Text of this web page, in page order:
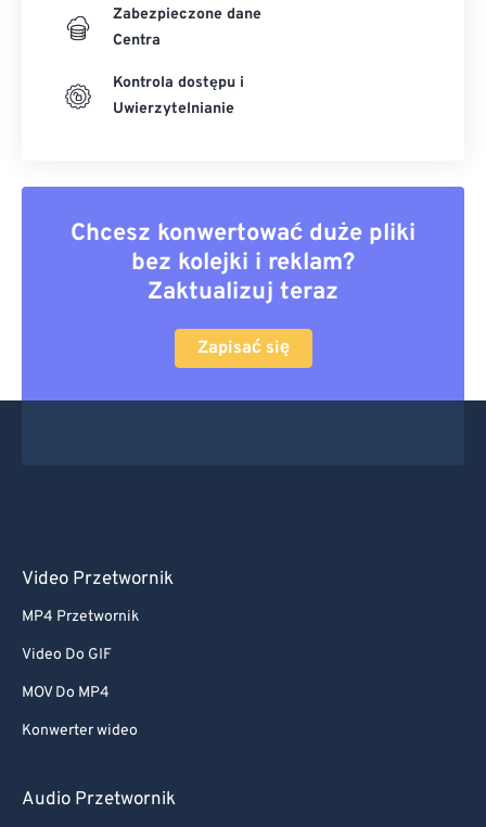
Zabezpieczone dane
Centra
Kontrola dostępu i
Uwierzytelnianie
Chcesz konwertować duże pliki
bez kolejki i reklam?
Zaktualizuj teraz
Zapisać się
Video Przetwornik
MP4 Przetwornik
Video Do GIF
MOV Do MP4
Konwerter wideo
Audio Przetwornik